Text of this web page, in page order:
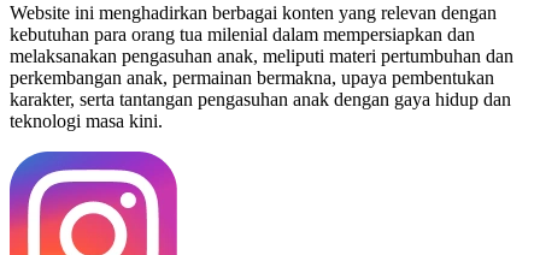
Website ini menghadirkan berbagai konten yang relevan dengan
kebutuhan para orang tua milenial dalam mempersiapkan dan
melaksanakan pengasuhan anak, meliputi materi pertumbuhan dan
perkembangan anak, permainan bermakna, upaya pembentukan
karakter, serta tantangan pengasuhan anak dengan gaya hidup dan
teknologi masa kini.